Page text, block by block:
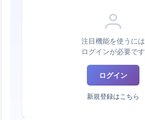
注目機能を使うには
ログインが必要です
ログイン
新規登録はこちら